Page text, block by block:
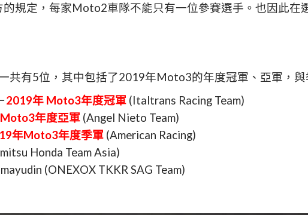
規定，每家Moto2車隊不能只有一位參賽選手。也因此在
共有5位，其中包括了2019年Moto3的年度冠軍、亞軍，與
2019年 Moto3年度冠軍(Italtrans Racing Team)
年度亞軍(Angel Nieto Team)
年Moto3年度季軍(American Racing)
Honda Team Asia)
(ONEXOX TKKR SAG Team)